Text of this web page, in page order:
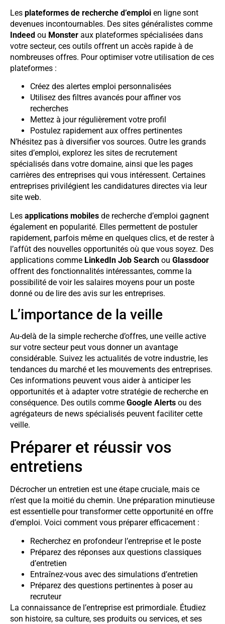
Les plateformes de recherche d’emploi en ligne sont
devenues incontournables. Des sites généralistes comme
Indeed ou Monster aux plateformes spécialisées dans
votre secteur, ces outils offrent un accès rapide à de
nombreuses offres. Pour optimiser votre utilisation de ces
plateformes :
Créez des alertes emploi personnalisées
Utilisez des filtres avancés pour affiner vos
recherches
Mettez à jour régulièrement votre profil
Postulez rapidement aux offres pertinentes
N’hésitez pas à diversifier vos sources. Outre les grands
sites d’emploi, explorez les sites de recrutement
spécialisés dans votre domaine, ainsi que les pages
carrières des entreprises qui vous intéressent. Certaines
entreprises privilégient les candidatures directes via leur
site web.
Les applications mobiles de recherche d’emploi gagnent
également en popularité. Elles permettent de postuler
rapidement, parfois même en quelques clics, et de rester à
l’affût des nouvelles opportunités où que vous soyez. Des
applications comme LinkedIn Job Search ou Glassdoor
offrent des fonctionnalités intéressantes, comme la
possibilité de voir les salaires moyens pour un poste
donné ou de lire des avis sur les entreprises.
L’importance de la veille
Au-delà de la simple recherche d’offres, une veille active
sur votre secteur peut vous donner un avantage
considérable. Suivez les actualités de votre industrie, les
tendances du marché et les mouvements des entreprises.
Ces informations peuvent vous aider à anticiper les
opportunités et à adapter votre stratégie de recherche en
conséquence. Des outils comme Google Alerts ou des
agrégateurs de news spécialisés peuvent faciliter cette
veille.
Préparer et réussir vos
entretiens
Décrocher un entretien est une étape cruciale, mais ce
n’est que la moitié du chemin. Une préparation minutieuse
est essentielle pour transformer cette opportunité en offre
d’emploi. Voici comment vous préparer efficacement :
Recherchez en profondeur l’entreprise et le poste
Préparez des réponses aux questions classiques
d’entretien
Entraînez-vous avec des simulations d’entretien
Préparez des questions pertinentes à poser au
recruteur
La connaissance de l’entreprise est primordiale. Étudiez
son histoire, sa culture, ses produits ou services, et ses